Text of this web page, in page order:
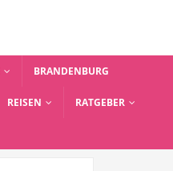
BRANDENBURG
REISEN RATGEBER